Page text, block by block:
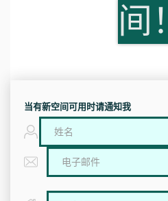
间！
当有新空间可用时请通知我